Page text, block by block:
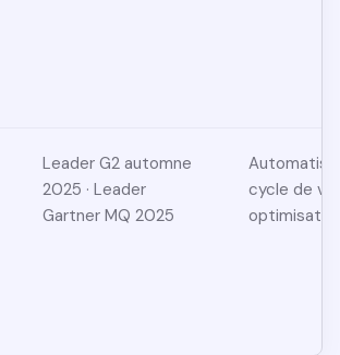
Leader G2 automne
2025 · Leader
Gartner MQ 2025
cycle de